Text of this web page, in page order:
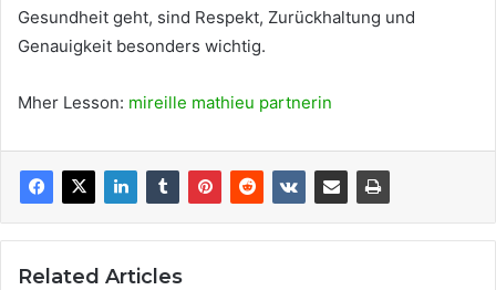
Gesundheit geht, sind Respekt, Zurückhaltung und
Genauigkeit besonders wichtig.
Mher Lesson: mireille mathieu partnerin
Related Articles